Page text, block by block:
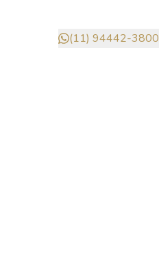
(11) 94442-3800